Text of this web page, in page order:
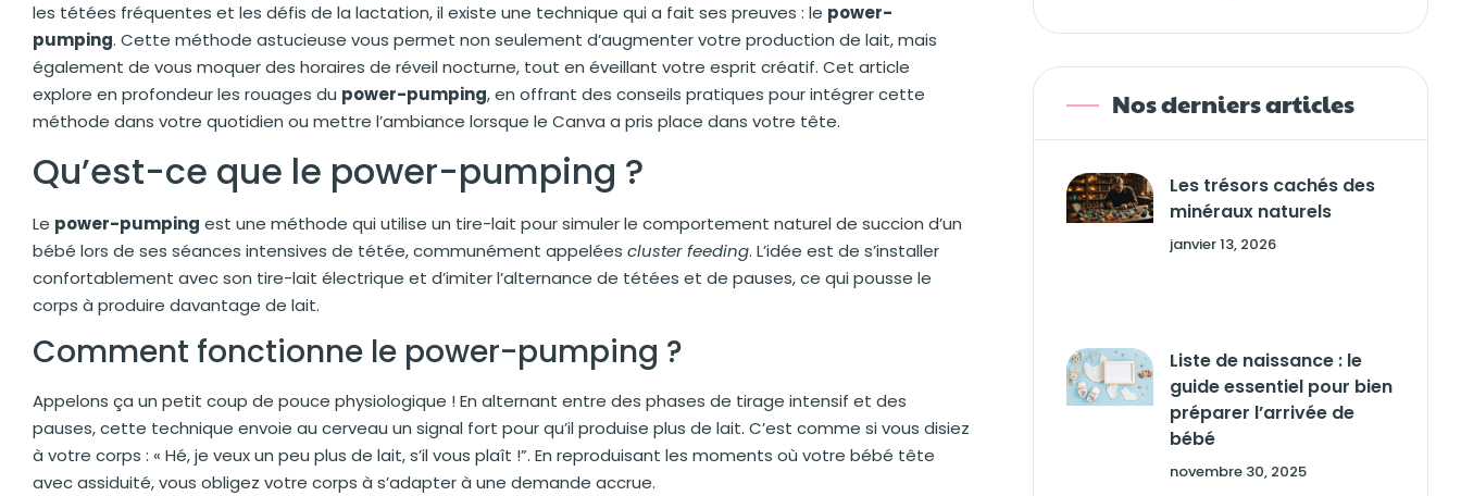
les tétées fréquentes et les défis de la lactation, il existe une technique qui a fait ses preuves : le power-
pumping. Cette méthode astucieuse vous permet non seulement d’augmenter votre production de lait, mais
également de vous moquer des horaires de réveil nocturne, tout en éveillant votre esprit créatif. Cet article
explore en profondeur les rouages du power-pumping, en offrant des conseils pratiques pour intégrer cette
méthode dans votre quotidien ou mettre l’ambiance lorsque le Canva a pris place dans votre tête.
Qu’est-ce que le power-pumping ?
Le power-pumping est une méthode qui utilise un tire-lait pour simuler le comportement naturel de succion d’un
bébé lors de ses séances intensives de tétée, communément appelées cluster feeding. L’idée est de s’installer
confortablement avec son tire-lait électrique et d’imiter l’alternance de tétées et de pauses, ce qui pousse le
corps à produire davantage de lait.
Comment fonctionne le power-pumping ?
Appelons ça un petit coup de pouce physiologique ! En alternant entre des phases de tirage intensif et des
pauses, cette technique envoie au cerveau un signal fort pour qu’il produise plus de lait. C’est comme si vous disiez
à votre corps : « Hé, je veux un peu plus de lait, s’il vous plaît !”. En reproduisant les moments où votre bébé tête
avec assiduité, vous obligez votre corps à s’adapter à une demande accrue.
Nos derniers articles
Les trésors cachés des
minéraux naturels
janvier 13, 2026
Liste de naissance : le
guide essentiel pour bien
préparer l’arrivée de
bébé
novembre 30, 2025